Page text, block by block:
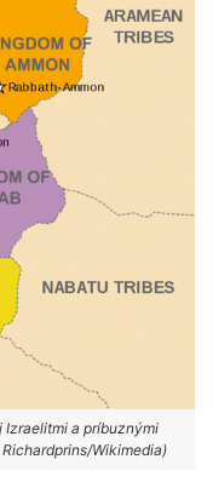
a príbuznými
Wikimedia)